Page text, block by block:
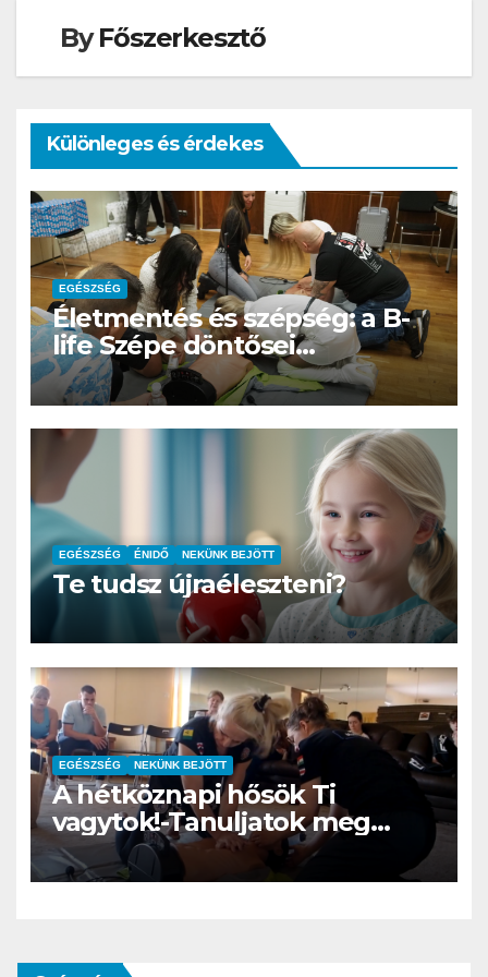
ByFőszerkesztő
Különleges és érdekes
EGÉSZSÉG
Életmentés és szépség: a B-
life Szépe döntősei
újraélesztést tanultak
Balatonkenesén
EGÉSZSÉG ÉNIDŐ NEKÜNK BEJÖTT
Te tudsz újraéleszteni?
EGÉSZSÉG NEKÜNK BEJÖTT
A hétköznapi hősök Ti
vagytok!-Tanuljatok meg
újraéleszteni